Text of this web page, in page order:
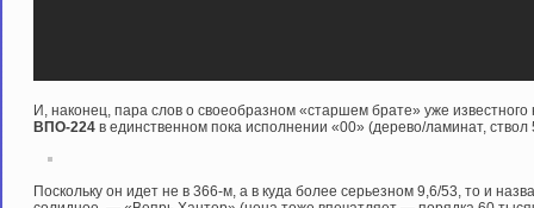
И, наконец, пара слов о своеобразном «старшем брате» уже
ВПО-224 в единственном пока исполнении «00» (дерево/ламинат,
Поскольку он идет не в 366-м, а в куда более серьезном 9,6/53, то и